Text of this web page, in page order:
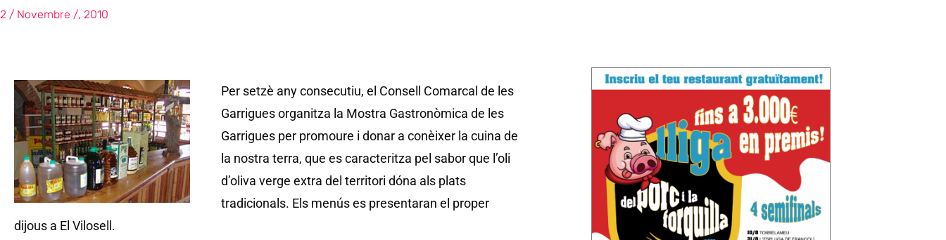
2 / Novembre /, 2010
Per setzè any consecutiu, el Consell Comarcal de les
Garrigues organitza la Mostra Gastronòmica de les
Garrigues per promoure i donar a conèixer la cuina de
la nostra terra, que es caracteritza pel sabor que l’oli
d’oliva verge extra del territori dóna als plats
tradicionals. Els menús es presentaran el proper
dijous a El Vilosell.